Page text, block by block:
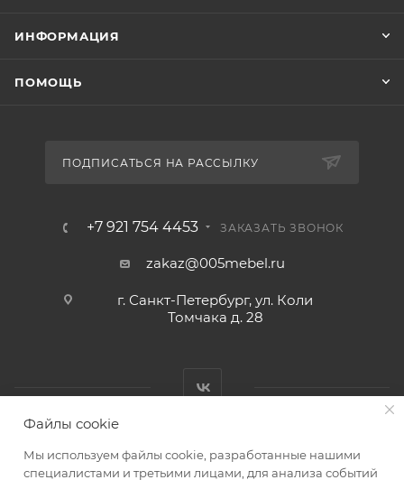
ИНФОРМАЦИЯ
ПОМОЩЬ
ПОДПИСАТЬСЯ НА РАССЫЛКУ
+7 921 754 4453 ЗАКАЗАТЬ ЗВОНОК
zakaz@005mebel.ru
г. Санкт-Петербург, ул. Коли
Томчака д. 28
Файлы cookie
Мы используем файлы cookie, разработанные нашими
специалистами и третьими лицами, для анализа событий